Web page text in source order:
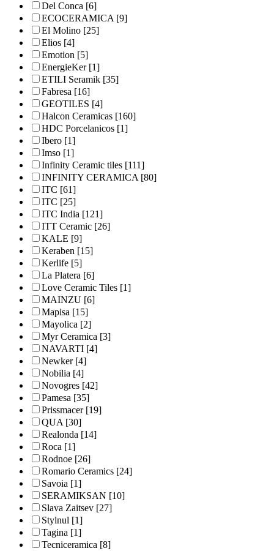
Del Conca [6]
ECOCERAMICA[9]
El Molino [25]
Elios [4]
Emotion [5]
EnergieKer[1]
ETILI Seramik [35]
Fabresa [16]
GEOTILES [4]
Halcon Ceramicas [160]
HDC Porcelanicos [1]
Ibero [1]
Imso [1]
Infinity Ceramic tiles [111]
INFINITY CERAMICA[80]
ITC [61]
ITC [25]
ITC India [121]
ITT Ceramic [26]
KALE [9]
Keraben [15]
Kerlife [5]
La Platera [6]
Love Ceramic Tiles [1]
MAINZU [6]
Mapisa [15]
Mayolica [2]
Myr Ceramica [3]
NAVARTI [4]
Newker[4]
Nobilia [4]
Novogres [42]
Pamesa [35]
Prissmacer[19]
QUA[30]
Realonda [14]
Roca [1]
Rodnoe [26]
Romario Ceramics [24]
Savoia [1]
SERAMIKSAN [10]
Slava Zaitsev [27]
Stylnul [1]
Tagina [1]
Tecniceramica [8]